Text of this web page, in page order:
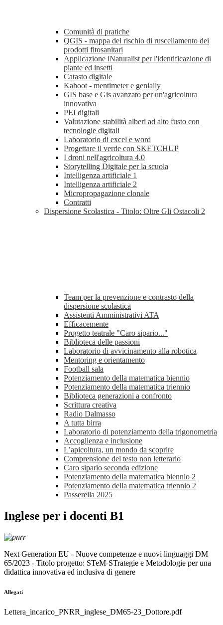
Comunità di pratiche
QGIS - mappa del rischio di ruscellamento dei
prodotti fitosanitari
Applicazione iNaturalist per l'identificazione di
piante ed insetti
Catasto digitale
Kahoot - mentimeter e genially
GIS base e Gis avanzato per un'agricoltura
innovativa
PEI digitali
Valutazione stabilità alberi ad alto fusto con
tecnologie digitali
Laboratorio di excel e word
Progettare il verde con SKETCHUP
I droni nell'agricoltura 4.0
Storytelling Digitale per la scuola
Intelligenza artificiale 1
Intelligenza artificiale 2
Micropropagazione clonale
Contratti
Dispersione Scolastica - Titolo: Oltre Gli Ostacoli 2
Team per la prevenzione e contrasto della
dispersione scolastica
Assistenti Amministrativi ATA
Efficacemente
Progetto teatrale "Caro sipario..."
Biblioteca delle passioni
Laboratorio di avvicinamento alla robotica
Mentoring e orientamento
Football sala
Potenziamento della matematica biennio
Potenziamento della matematica triennio
Biblioteca generazioni a confronto
Scrittura creativa
Radio Dalmasso
A tutta birra
Laboratorio di potenziamento della trigonometria
Accoglienza e inclusione
L’apicoltura, un mondo da scoprire
Comprensione del testo non letterario
Caro sipario seconda edizione
Potenziamento della matematica biennio 2
Potenziamento della matematica triennio 2
Passerella 2025
Inglese per i docenti B1
Next Generation EU - Nuove competenze e nuovi linguaggi DM
65/2023 - Titolo progetto: STeM-STrategie e Metodologie per una
didattica innovativa ed inclusiva di genere
Allegati
Lettera_incarico_PNRR_inglese_DM65-23_Dottore.pdf